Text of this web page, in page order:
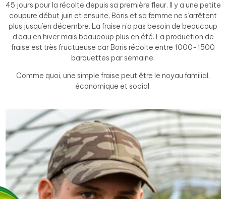
45 jours pour la récolte depuis sa première fleur. Il y a une petite
coupure début juin et ensuite, Boris et sa femme ne s’arrêtent
plus jusqu’en décembre. La fraise n’a pas besoin de beaucoup
d’eau en hiver mais beaucoup plus en été. La production de
fraise est très fructueuse car Boris récolte entre 1000-1500
barquettes par semaine.
Comme quoi, une simple fraise peut être le noyau familial,
économique et social.